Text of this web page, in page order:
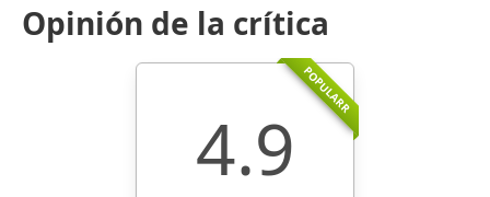
Opinión de la crítica
POPULARR
4.9